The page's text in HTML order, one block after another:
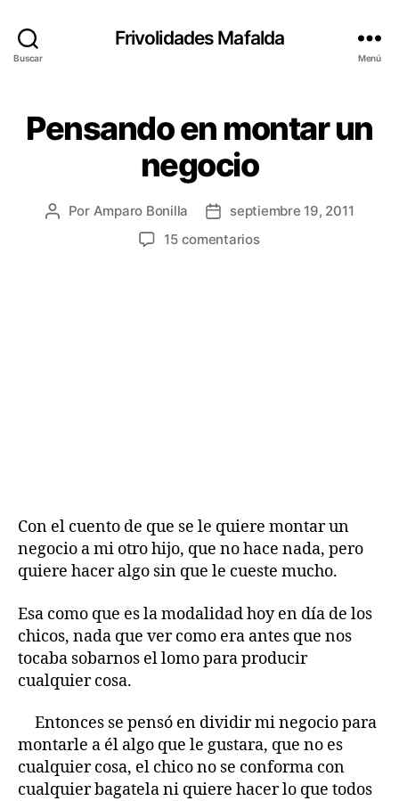
Buscar
Frivolidades Mafalda
Menú
Categorías
Pensando en montar un
negocio
Autor
Por Amparo Bonilla
Fecha
de
septiembre 19, 2011
15 comentariosen
Con el cuento de que se le quiere montar un
negocio a mi otro hijo, que no hace nada, pero
quiere hacer algo sin que le cueste mucho.
Esa como que es la modalidad hoy en día de los
chicos, nada que ver como era antes que nos
tocaba sobarnos el lomo para producir
cualquier cosa.
Entonces se pensó en dividir mi negocio para
montarle a él algo que le gustara, que no es
cualquier cosa, el chico no se conforma con
cualquier bagatela ni quiere hacer lo que todos